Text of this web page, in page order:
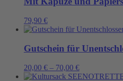
79,90 €
Gutschein für
20,00 € – 70,00 €